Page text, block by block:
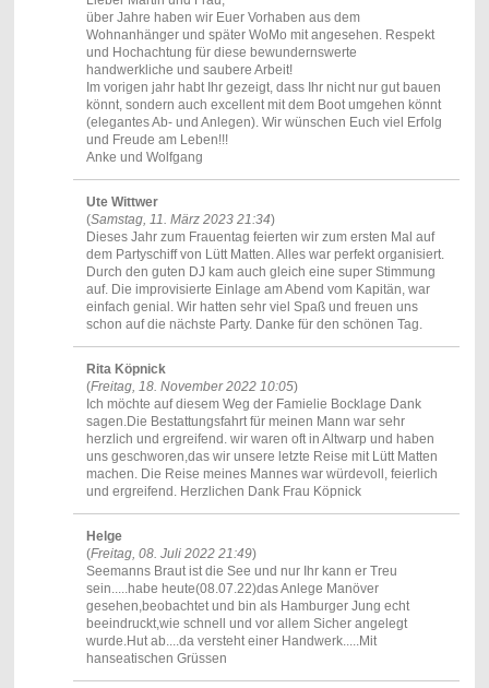
über Jahre haben wir Euer Vorhaben aus dem
Wohnanhänger und später WoMo mit angesehen. Respekt
und Hochachtung für diese bewundernswerte
handwerkliche und saubere Arbeit!
Im vorigen jahr habt Ihr gezeigt, dass Ihr nicht nur gut bauen
könnt, sondern auch excellent mit dem Boot umgehen könnt
(elegantes Ab- und Anlegen). Wir wünschen Euch viel Erfolg
und Freude am Leben!!!
Anke und Wolfgang
Ute Wittwer
(Samstag, 11. März 2023 21:34)
Dieses Jahr zum Frauentag feierten wir zum ersten Mal auf
dem Partyschiff von Lütt Matten. Alles war perfekt organisiert.
Durch den guten DJ kam auch gleich eine super Stimmung
auf. Die improvisierte Einlage am Abend vom Kapitän, war
einfach genial. Wir hatten sehr viel Spaß und freuen uns
schon auf die nächste Party. Danke für den schönen Tag.
Rita Köpnick
(Freitag, 18. November 2022 10:05)
Ich möchte auf diesem Weg der Famielie Bocklage Dank
sagen.Die Bestattungsfahrt für meinen Mann war sehr
herzlich und ergreifend. wir waren oft in Altwarp und haben
uns geschworen,das wir unsere letzte Reise mit Lütt Matten
machen. Die Reise meines Mannes war würdevoll, feierlich
und ergreifend. Herzlichen Dank Frau Köpnick
Helge
(Freitag, 08. Juli 2022 21:49)
Seemanns Braut ist die See und nur Ihr kann er Treu
sein.....habe heute(08.07.22)das Anlege Manöver
gesehen,beobachtet und bin als Hamburger Jung echt
beeindruckt,wie schnell und vor allem Sicher angelegt
wurde.Hut ab....da versteht einer Handwerk.....Mit
hanseatischen Grüssen